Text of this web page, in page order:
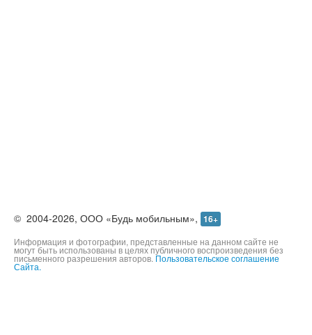
©2004-2026,ООО «Будь мобильным», 16+
Информация и фотографии, представленные на данном сайте не
могут быть использованы в целях публичного воспроизведения без